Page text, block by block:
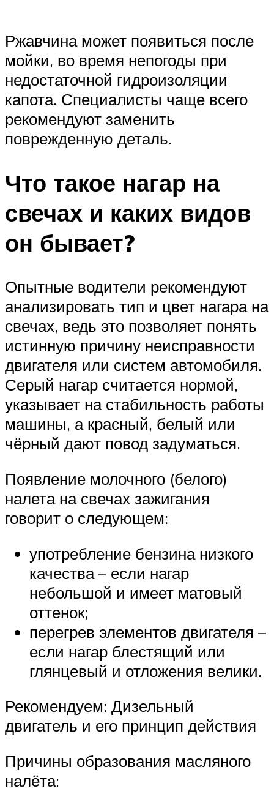
Ржавчина может появиться после
мойки, во время непогоды при
недостаточной гидроизоляции
капота. Специалисты чаще всего
рекомендуют заменить
поврежденную деталь.
Что такое нагар на
свечах и каких видов
он бывает?
Опытные водители рекомендуют
анализировать тип и цвет нагара на
свечах, ведь это позволяет понять
истинную причину неисправности
двигателя или систем автомобиля.
Серый нагар считается нормой,
указывает на стабильность работы
машины, а красный, белый или
чёрный дают повод задуматься.
Появление молочного (белого)
налета на свечах зажигания
говорит о следующем:
употребление бензина низкого
качества – если нагар
небольшой и имеет матовый
оттенок;
перегрев элементов двигателя –
если нагар блестящий или
глянцевый и отложения велики.
Рекомендуем: Дизельный
двигатель и его принцип действия
Причины образования масляного
налёта: